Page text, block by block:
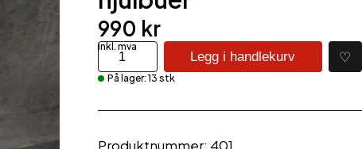
990 kr
valseverktøy
for
hjulbuer
Legg i handlekurv ♡
På lager: 13 stk
Produktnummer: 401